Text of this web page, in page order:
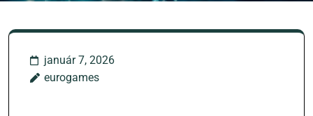
január 7, 2026
eurogames